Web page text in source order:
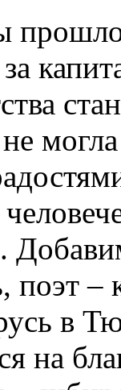
за
могла
поэт –
в
на